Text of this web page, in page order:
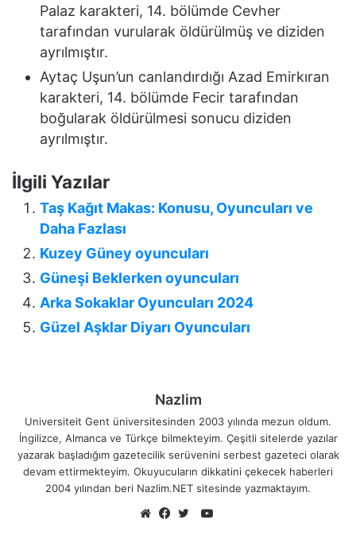
Palaz karakteri, 14. bölümde Cevher
tarafından vurularak öldürülmüş ve diziden
ayrılmıştır.
Aytaç Uşun’un canlandırdığı Azad Emirkıran
karakteri, 14. bölümde Fecir tarafından
boğularak öldürülmesi sonucu diziden
ayrılmıştır.
İlgili Yazılar
Taş Kağıt Makas: Konusu, Oyuncuları ve
Daha Fazlası
Kuzey Güney oyuncuları
Güneşi Beklerken oyuncuları
Arka Sokaklar Oyuncuları 2024
Güzel Aşklar Diyarı Oyuncuları
Nazlim
Universiteit Gent üniversitesinden 2003 yılında mezun oldum.
İngilizce, Almanca ve Türkçe bilmekteyim. Çeşitli sitelerde yazılar
yazarak başladığım gazetecilik serüvenini serbest gazeteci olarak
devam ettirmekteyim. Okuyucuların dikkatini çekecek haberleri
2004 yılından beri Nazlim.NET sitesinde yazmaktayım.
YouTube